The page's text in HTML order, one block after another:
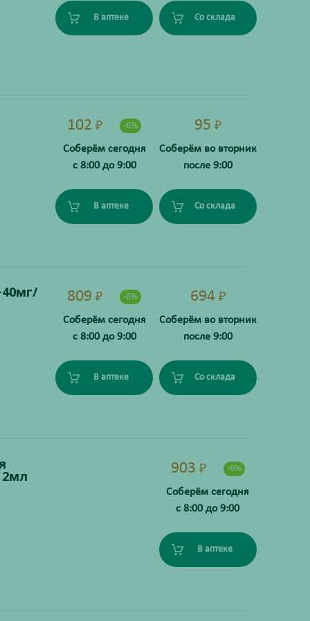
В аптеке Со склада
102 ₽ -6%
Соберём сегодня
с 8:00 до 9:00
В аптеке
95 ₽
Соберём во вторник
после 9:00
Со склада
809 ₽ -6%
Соберём сегодня
с 8:00 до 9:00
В аптеке
694 ₽
Соберём во вторник
после 9:00
Со склада
903 ₽ -6%
Соберём сегодня
с 8:00 до 9:00
В аптеке